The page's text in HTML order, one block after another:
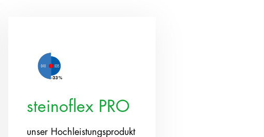
steinoflex PRO
unser Hochleistungsprodukt